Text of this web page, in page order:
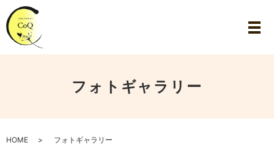
フォトギャラリー
HOME フォトギャラリー